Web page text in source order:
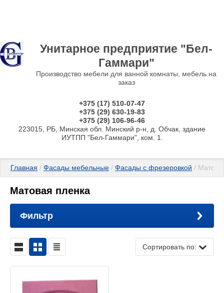
Унитарное предприятие "Бел-
Гаммари"
Производство мебели для ванной комнаты, мебель на
заказ
+375 (17) 510-07-47
+375 (29) 630-19-83
+375 (29) 106-96-46
223015, РБ, Минская обл. Минский р-н, д. Обчак, здание
ИУТПП "Бел-Гаммари", ком. 1.
Главная / Фасады мебельные / Фасады с фрезеровкой /
Матовая пленка
Фильтр
Сортировать по: